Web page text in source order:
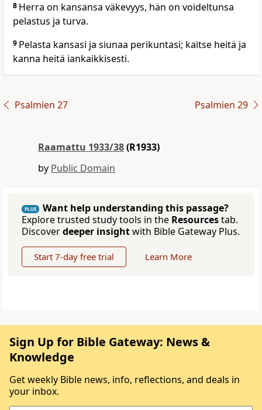
8 Herra on kansansa väkevyys, hän on voideltunsa
pelastus ja turva.
9 Pelasta kansasi ja siunaa perikuntasi; kaitse heitä ja
kanna heitä iankaikkisesti.
Psalmien 27 Psalmien 29
Raamattu 1933/38(R1933)
by Public Domain
PLUS
Want help understanding this passage?
Explore trusted study tools in the Resourcestab.
Discoverdeeper insightwith Bible Gateway Plus.
Start 7-day free trial Learn More
Sign Up for Bible Gateway: News &
Knowledge
Get weekly Bible news, info, reflections, and deals in
your inbox.